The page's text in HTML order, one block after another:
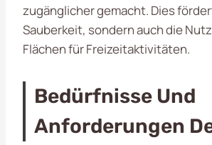
zugänglicher gemacht. Dies
Sauberkeit, sondern auch die
Flächen für Freizeitaktivitäten.
Bedürfnisse Und
Anforderungen